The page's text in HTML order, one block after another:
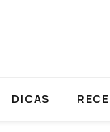
DICAS